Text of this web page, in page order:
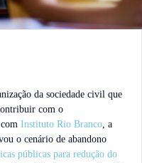
da sociedade civil que
com o
Instituto Rio Branco, a
o cenário de abandono
públicas para redução do